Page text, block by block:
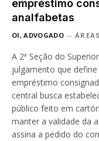
empréstimo
analfabetas
OI, ADVOGADO
A 2ª Seção do
julgamento que
empréstimo
central busca
público feito em
manter a validade da
assina a pedido do